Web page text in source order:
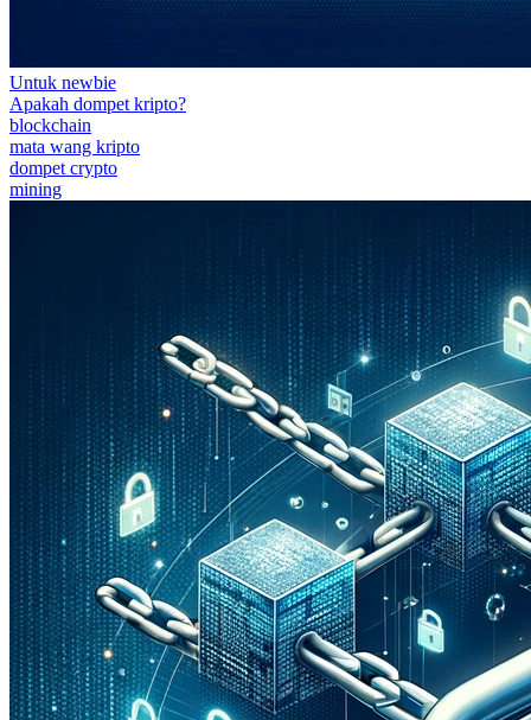
Untuk newbie
Apakah dompet kripto?
blockchain
mata wang kripto
dompet crypto
mining